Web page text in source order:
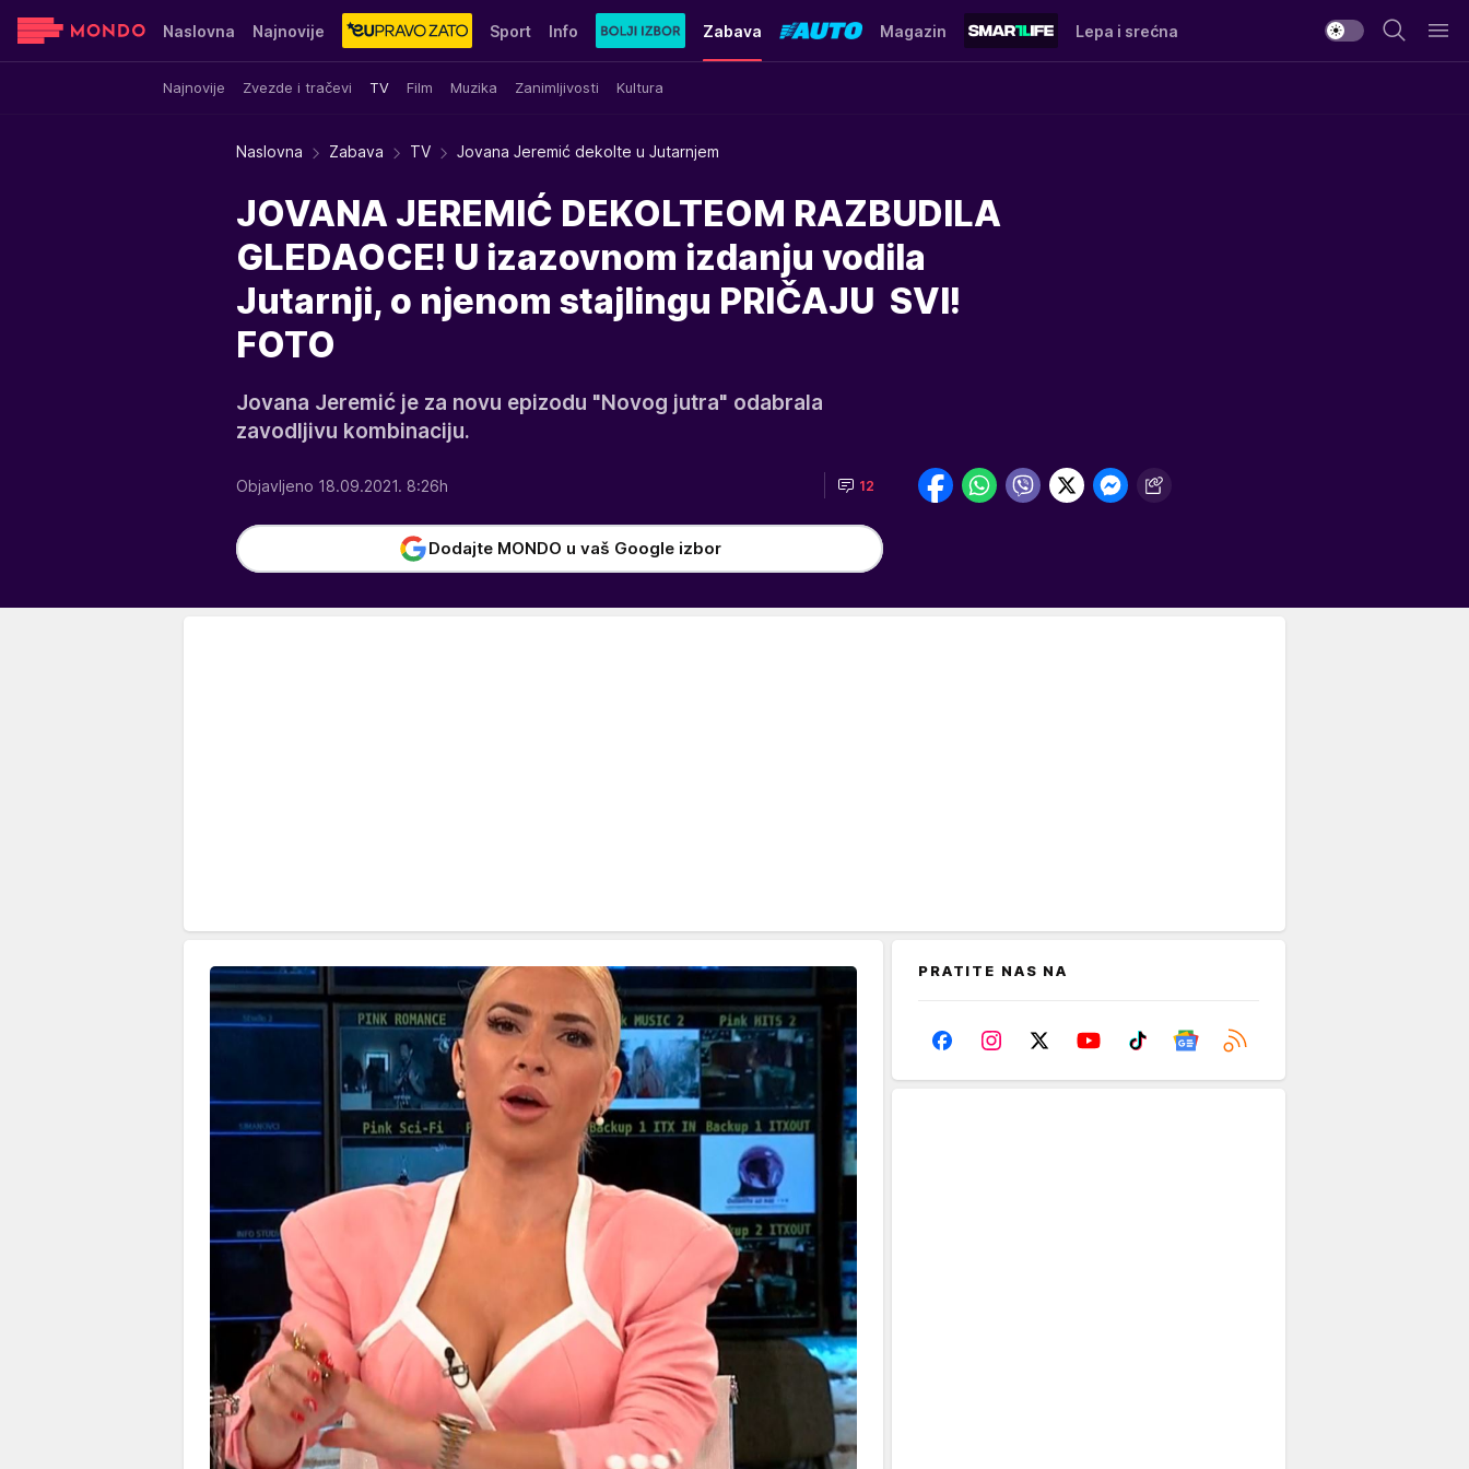
Naslovna Najnovije Sport Info Zabava
Najnovije Zvezde i tračevi TV Film Muzika Zanimljivosti Kultura
Magazin Lepa i srećna
Sensa Stvar ukusa Yumama
Naslovna Zabava TV Jovana Jeremić dekolte u Jutarnjem
JOVANA JEREMIĆ DEKOLTEOM RAZBUDILA
GLEDAOCE! U izazovnom izdanju vodila
Jutarnji, o njenom stajlingu PRIČAJU SVI!
FOTO
Jovana Jeremić je za novu epizodu "Novog jutra" odabrala
zavodljivu kombinaciju.
Objavljeno 18.09.2021. 8:26h 12
Dodajte MONDO u vaš Google izbor
PRATITE NAS NA